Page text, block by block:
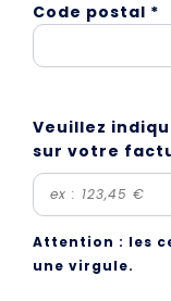
Code postal *
Veuillez
sur votre
Attention : les
une virgule.